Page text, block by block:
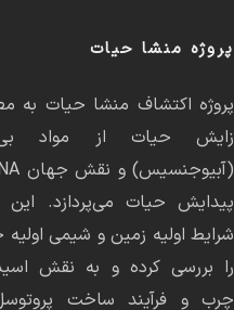
پروژه منشا حیات
پروژه اکتشاف منشا حیات به
زایش حیات از مواد
پیدایش حیات می‌پردازد. این
شرایط اولیه زمین و شیمی
را بررسی کرده و به نقش
چرب و فرآیند ساخت